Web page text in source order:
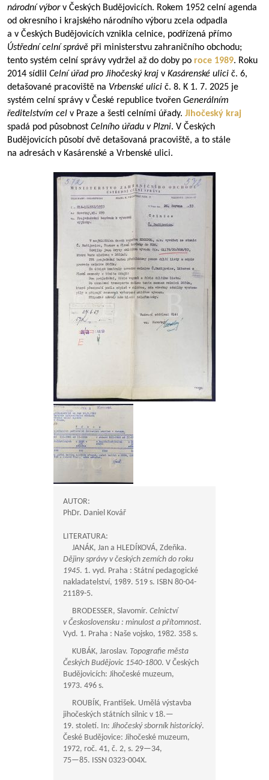
národní výborv Českých Budějovicích. Rokem 1952 celní agenda
od okresního i krajského národního výboru zcela odpadla
a v Českých Budějovicích vznikla celnice, podřízená přímo
Ústřední celní správě při ministerstvu zahraničního obchodu;
tento systém celní správy vydržel až do doby po roce 1989. Roku
2014 sídlil Celní úřad pro Jihočeský kraj v Kasárenské ulici č. 6,
detašované pracoviště na Vrbenské ulici č. 8. K 1. 7. 2025 je
systém celní správy v České republice tvořen Generálním
ředitelstvím cel v Praze a šesti celními úřady. Jihočeský kraj
spadá pod působnost Celního úřadu v Plzni. V Českých
Budějovicích působí dvě detašovaná pracoviště, a to stále
na adresách v Kasárenské a Vrbenské ulici.
AUTOR:
PhDr. Daniel Kovář
LITERATURA:
JANÁK, Jan a HLEDÍKOVÁ, Zdeňka.
Dějiny správy v českých zemích do roku
1945. 1. vyd. Praha : Státní pedagogické
nakladatelství, 1989. 519 s. ISBN 80-04-
21189-5.
BRODESSER, Slavomír. Celnictví
v Československu : minulost a přítomnost.
Vyd. 1. Praha : Naše vojsko, 1982. 358 s.
KUBÁK, Jaroslav. Topografie města
Českých Budějovic 1540-1800. V Českých
Budějovicích: Jihočeské muzeum,
1973. 496 s.
ROUBÍK, František. Umělá výstavba
jihočeských státních silnic v 18.—
19. století. In: Jihočeský sborník historický.
České Budějovice: Jihočeské muzeum,
1972, roč. 41, č. 2, s. 29—34,
75—85. ISSN 0323-004X.